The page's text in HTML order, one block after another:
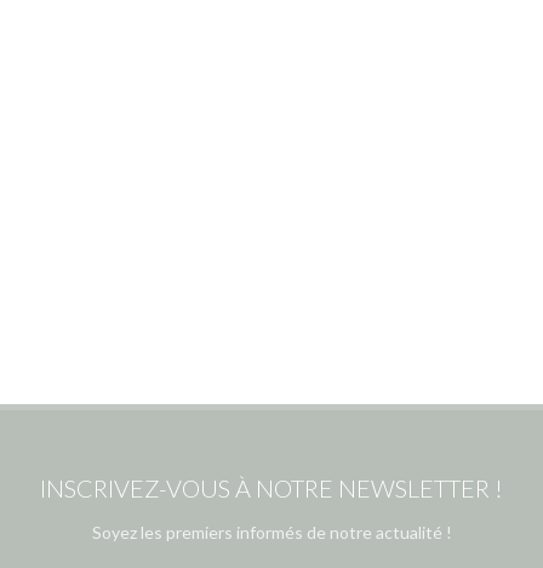
INSCRIVEZ-VOUS À NOTRE NEWSLETTER !
Soyez les premiers informés de notre actualité !